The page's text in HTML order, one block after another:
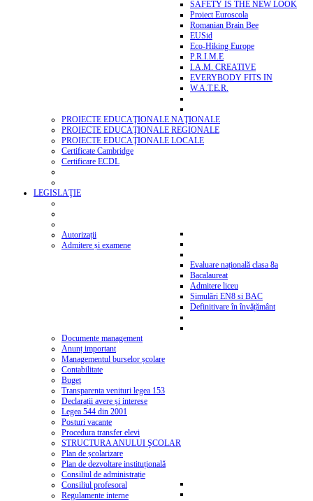
SAFETY IS THE NEW LOOK
Proiect Euroscola
Romanian Brain Bee
EUSid
Eco-Hiking Europe
P.R.I.M.E
I.A.M. CREATIVE
EVERYBODY FITS IN
W.A.T.E.R.
PROIECTE EDUCAŢIONALE NAŢIONALE
PROIECTE EDUCAŢIONALE REGIONALE
PROIECTE EDUCAŢIONALE LOCALE
Certificate Cambridge
Certificare ECDL
LEGISLAŢIE
Autorizații
Admitere și examene
Evaluare națională clasa 8a
Bacalaureat
Admitere liceu
Simulări EN8 si BAC
Definitivare în învățământ
Documente management
Anunț important
Managementul burselor școlare
Contabilitate
Buget
Transparenta venituri legea 153
Declarații avere și interese
Legea 544 din 2001
Posturi vacante
Procedura transfer elevi
STRUCTURA ANULUI ŞCOLAR
Plan de școlarizare
Plan de dezvoltare instituțională
Consiliul de administrație
Consiliul profesoral
Regulamente interne